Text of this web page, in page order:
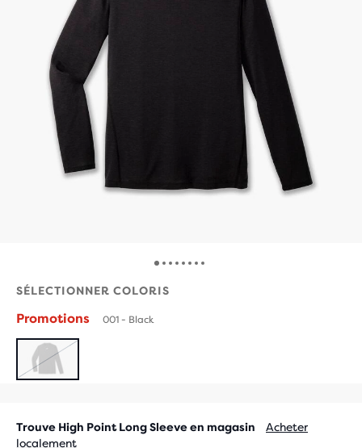
SÉLECTIONNER COLORIS
Promotions 001 - Black
ÉPUISÉ
Trouve High Point Long Sleeve en magasin
Acheter
localement